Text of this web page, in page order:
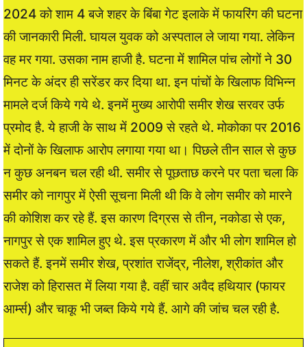
2024 को शाम 4 बजे शहर के बिंबा गेट इलाके में फायरिंग की घटना
की जानकारी मिली. घायल युवक को अस्पताल ले जाया गया. लेकिन
वह मर गया. उसका नाम हाजी है. घटना में शामिल पांच लोगों ने 30
मिनट के अंदर ही सरेंडर कर दिया था. इन पांचों के खिलाफ विभिन्न
मामले दर्ज किये गये थे. इनमें मुख्य आरोपी समीर शेख सरवर उर्फ
प्रमोद है. ये हाजी के साथ में 2009 से रहते थे. मोकोका पर 2016
में दोनों के खिलाफ आरोप लगाया गया था। पिछले तीन साल से कुछ
न कुछ अनबन चल रही थी. समीर से पूछताछ करने पर पता चला कि
समीर को नागपुर में ऐसी सूचना मिली थी कि वे लोग समीर को मारने
की कोशिश कर रहे हैं. इस कारण दिग्रस से तीन, नकोडा से एक,
नागपुर से एक शामिल हुए थे. इस प्रकारण में और भी लोग शामिल हो
सकते हैं. इनमें समीर शेख, प्रशांत राजेंद्र, नीलेश, श्रीकांत और
राजेश को हिरासत में लिया गया है. वहीं चार अवैद हथियार (फायर
आर्म्स) और चाकू भी जब्त किये गये हैं. आगे की जांच चल रही है.